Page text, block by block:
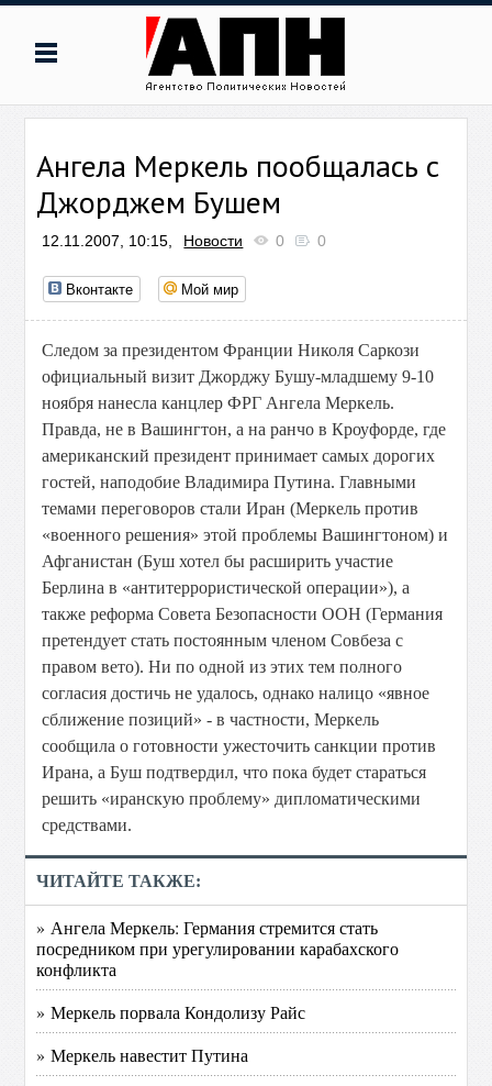
Ангела Меркель пообщалась с
Джорджем Бушем
12.11.2007, 10:15, Новости 0 0
Вконтакте Мой мир
Следом за президентом Франции Николя Саркози
официальный визит Джорджу Бушу-младшему 9-10
ноября нанесла канцлер ФРГ Ангела Меркель.
Правда, не в Вашингтон, а на ранчо в Кроуфорде, где
американский президент принимает самых дорогих
гостей, наподобие Владимира Путина. Главными
темами переговоров стали Иран (Меркель против
«военного решения» этой проблемы Вашингтоном) и
Афганистан (Буш хотел бы расширить участие
Берлина в «антитеррористической операции»), а
также реформа Совета Безопасности ООН (Германия
претендует стать постоянным членом Совбеза с
правом вето). Ни по одной из этих тем полного
согласия достичь не удалось, однако налицо «явное
сближение позиций» - в частности, Меркель
сообщила о готовности ужесточить санкции против
Ирана, а Буш подтвердил, что пока будет стараться
решить «иранскую проблему» дипломатическими
средствами.
ЧИТАЙТЕ ТАКЖЕ:
» Ангела Меркель: Германия стремится стать
посредником при урегулировании карабахского
конфликта
» Меркель порвала Кондолизу Райс
» Меркель навестит Путина